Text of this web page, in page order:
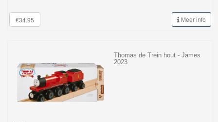
€34.95 Meer info
Thomas de Trein hout - James
2023